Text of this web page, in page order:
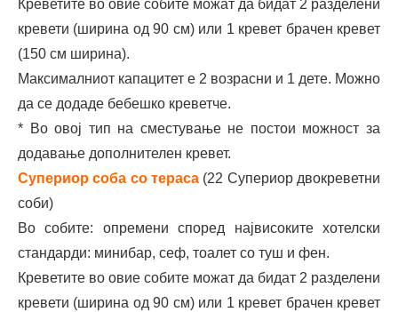
Креветите во овие собите можат да бидат 2 разделени
кревети (ширина од 90 см) или 1 кревет брачен кревет
(150 см ширина).
Максималниот капацитет е 2 возрасни и 1 дете. Можно
да се додаде бебешко креветче.
* Во овој тип на сместување не постои можност за
додавање дополнителен кревет.
Супериор соба со тераса (22 Супериор двокреветни
соби)
Во собите: опремени според највисоките хотелски
стандарди: минибар, сеф, тоалет со туш и фен.
Креветите во овие собите можат да бидат 2 разделени
кревети (ширина од 90 см) или 1 кревет брачен кревет